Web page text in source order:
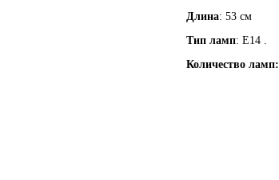
Длина: 53 см
Тип ламп: Е14 .
Количество ламп: